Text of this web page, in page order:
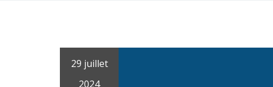
29 juillet
2024